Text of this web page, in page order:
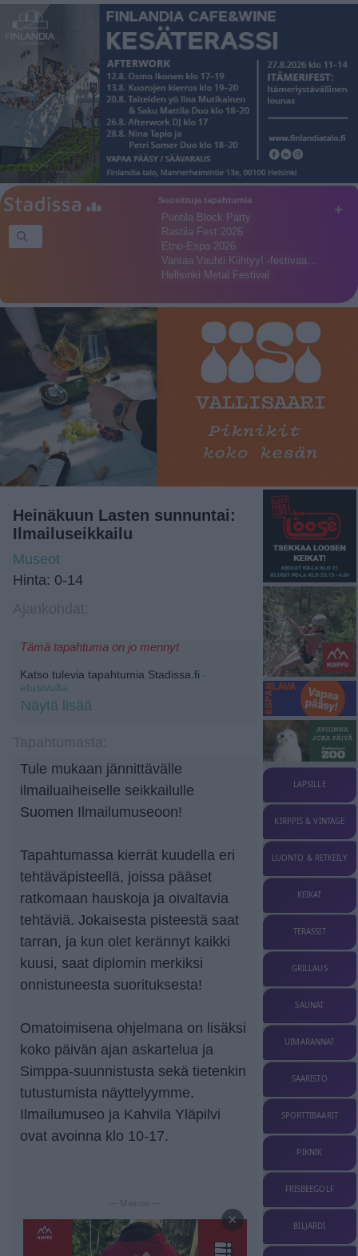
+
Suosittuja tapahtumia
Puotila Block Party
Rastila Fest 2026
Etno-Espa 2026
Vantaa Vauhti Kiihtyy! -festivaa…
Hellsinki Metal Festival
Heinäkuun Lasten sunnuntai:
Ilmailuseikkailu
Museot
Hinta: 0-14
Tämä tapahtuma on jo mennyt
Katso tulevia tapahtumia Stadissa.fi -
etusivulta.
Näytä lisää
Tule mukaan jännittävälle
ilmailuaiheiselle seikkailulle
Suomen Ilmailumuseoon!
Tapahtumassa kierrät kuudella eri
tehtäväpisteellä, joissa pääset
ratkomaan hauskoja ja oivaltavia
tehtäviä. Jokaisesta pisteestä saat
tarran, ja kun olet kerännyt kaikki
kuusi, saat diplomin merkiksi
onnistuneesta suorituksesta!
Omatoimisena ohjelmana on lisäksi
koko päivän ajan askartelua ja
Simppa-suunnistusta sekä tietenkin
tutustumista näyttelyymme.
Ilmailumuseo ja Kahvila Yläpilvi
ovat avoinna klo 10-17.
— Mainos —
×
LAPSILLE
KIRPPIS & VINTAGE
LUONTO & RETKEILY
KEIKAT
TERASSIT
GRILLAUS
SAUNAT
UIMARANNAT
SAARISTO
SPORTTIBAARIT
PIKNIK
FRISBEEGOLF
BILJARDI